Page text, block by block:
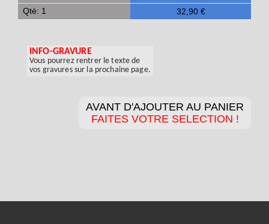
Qté: 1
32,90 €
INFO-GRAVURE
Vous pourrez rentrer le texte de
vos gravures sur la prochaine page.
AVANT D'AJOUTER AU PANIER
FAITES VOTRE SELECTION !